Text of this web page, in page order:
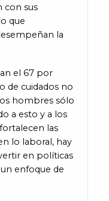
con sus
que
la
el 67 por
de cuidados no
hombres sólo
a esto y a los
las
lo laboral, hay
en políticas
enfoque de